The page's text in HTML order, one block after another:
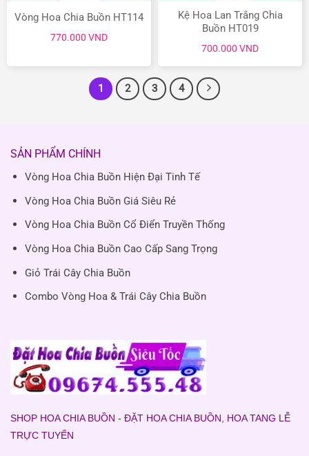
Vòng Hoa Chia Buồn HT114
770.000 VND
Kệ Hoa Lan Trắng Chia
Buồn HT019
700.000 VND
1 2 3 4
SẢN PHẨM CHÍNH
Vòng Hoa Chia Buồn Hiện Đại Tinh Tế
Vòng Hoa Chia Buồn Giá Siêu Rẻ
Vòng Hoa Chia Buồn Cổ Điển Truyền Thống
Vòng Hoa Chia Buồn Cao Cấp Sang Trọng
Giỏ Trái Cây Chia Buồn
Combo Vòng Hoa & Trái Cây Chia Buồn
SHOP HOA CHIA BUỒN - ĐẶT HOA CHIA BUỒN, HOA TANG LỄ
TRỰC TUYẾN